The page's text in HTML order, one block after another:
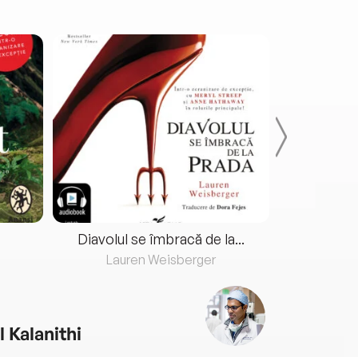
Diavolul se îmbracă de la...
Lauren Weisberger
Kalanithi